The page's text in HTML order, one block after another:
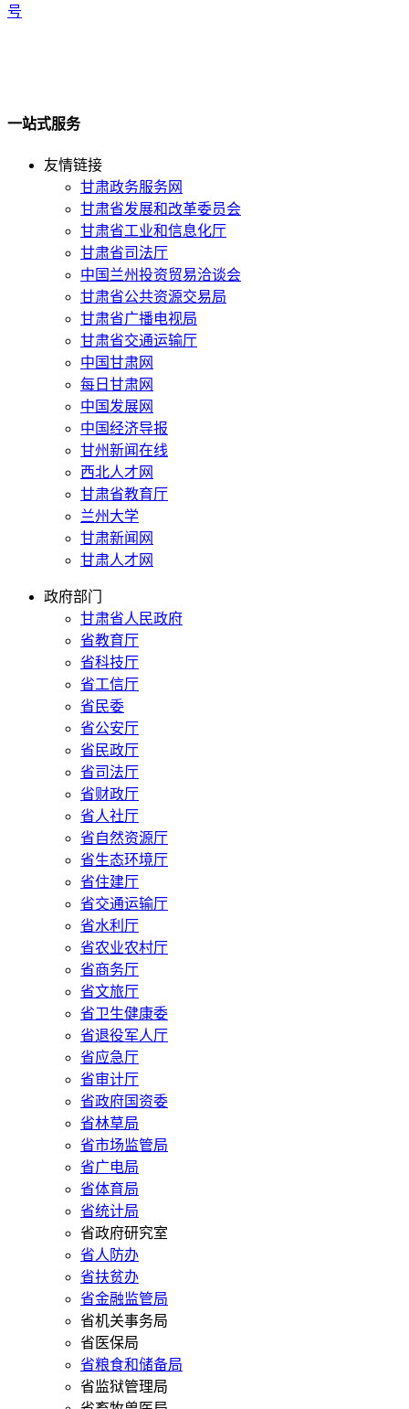
号
一站式服务
友情链接
甘肃政务服务网
甘肃省发展和改革委员会
甘肃省工业和信息化厅
甘肃省司法厅
中国兰州投资贸易洽谈会
甘肃省公共资源交易局
甘肃省广播电视局
甘肃省交通运输厅
中国甘肃网
每日甘肃网
中国发展网
中国经济导报
甘州新闻在线
西北人才网
甘肃省教育厅
兰州大学
甘肃新闻网
甘肃人才网
政府部门
甘肃省人民政府
省教育厅
省科技厅
省工信厅
省民委
省公安厅
省民政厅
省司法厅
省财政厅
省人社厅
省自然资源厅
省生态环境厅
省住建厅
省交通运输厅
省水利厅
省农业农村厅
省商务厅
省文旅厅
省卫生健康委
省退役军人厅
省应急厅
省审计厅
省政府国资委
省林草局
省市场监管局
省广电局
省体育局
省统计局
省政府研究室
省人防办
省扶贫办
省金融监管局
省机关事务局
省医保局
省粮食和储备局
省监狱管理局